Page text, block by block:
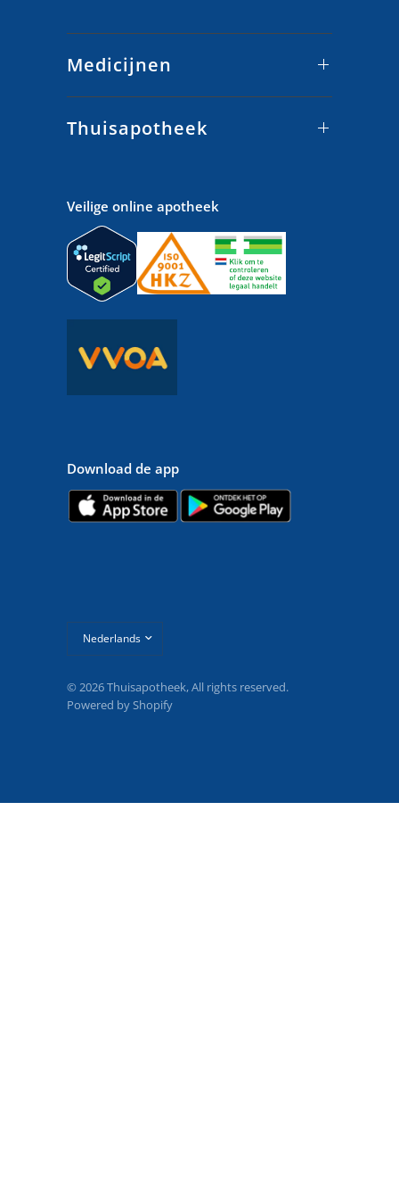
Medicijnen
Thuisapotheek
Veilige online apotheek
Download de app
bijwerken
© 2026 Thuisapotheek, All rights reserved.
Powered by Shopify